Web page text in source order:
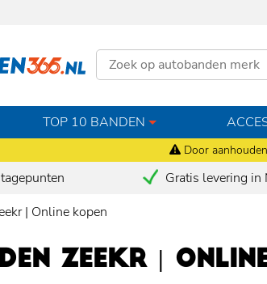
Door
TOP 10 BANDEN
Gratis levering in
| Online kopen
ZEEKR |